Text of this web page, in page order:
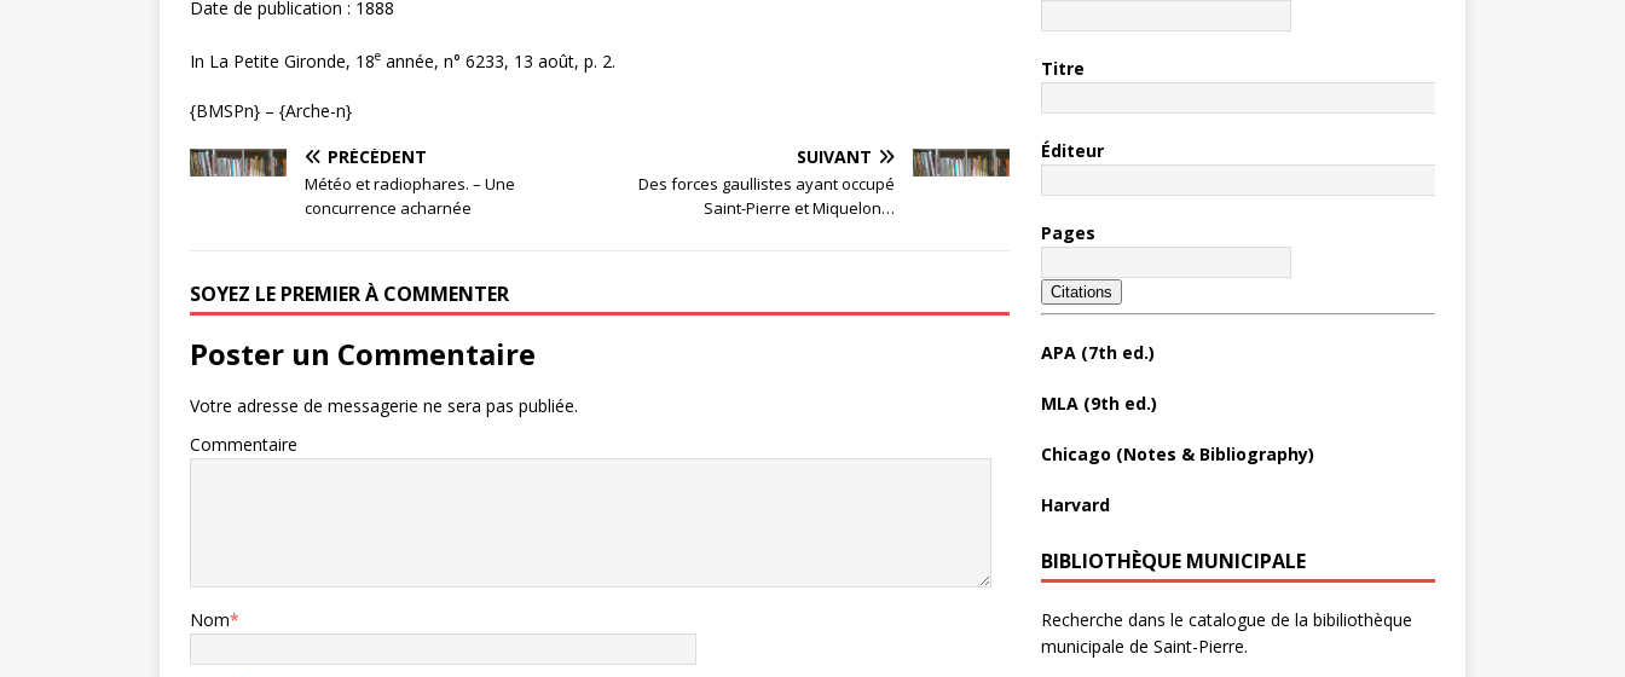
Date de publication : 1888
In La Petite Gironde, 18e année, n° 6233, 13 août, p. 2.
{BMSPn} – {Arche-n}
PRÉCÉDENT
Météo et radiophares. – Une
concurrence acharnée
SUIVANT
Des forces gaullistes ayant occupé
Saint-Pierre et Miquelon…
SOYEZ LE PREMIER À COMMENTER
Poster un Commentaire
Votre adresse de messagerie ne sera pas publiée.
Commentaire
Nom*
Titre
Éditeur
Pages
Citations
APA (7th ed.)
MLA (9th ed.)
Chicago (Notes & Bibliography)
Harvard
BIBLIOTHÈQUE MUNICIPALE
Recherche dans le catalogue de la bibiliothèque
municipale de Saint-Pierre.